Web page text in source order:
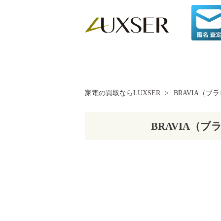
家電の買取ならLUXSER > BRAVIA（ブ
BRAVIA（ブ